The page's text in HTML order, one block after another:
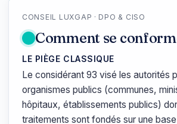
CONSEIL LUXGAP · DPO & CISO
Comment se
LE PIÈGE CLASSIQUE
Le considérant 93 visé les autorités
organismes publics (communes,
hôpitaux, établissements publics)
traitements sont fondés sur une